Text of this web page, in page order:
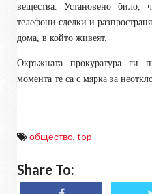
вещества. Установено било,
телефони сделки и
дома, в който живеят.
Окръжната прокуратура ги
момента те са с мярка за
общество, top
Share To: